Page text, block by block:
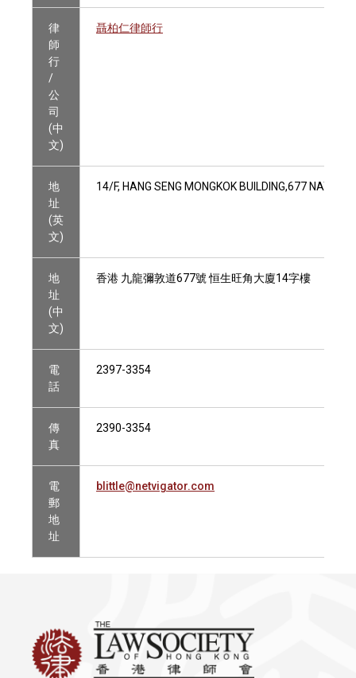
律
師
行
/
公
司
(中
文)
聶柏仁律師行
地
址
(英
文)
14/F, HANG SENG MONGKOK BUILDING,677 NATHAN
地
址
(中
文)
香港 九龍彌敦道677號 恒生旺角大廈14字樓
電
話
2397-3354
傳
真
2390-3354
電
郵
地
址
blittle@netvigator.com